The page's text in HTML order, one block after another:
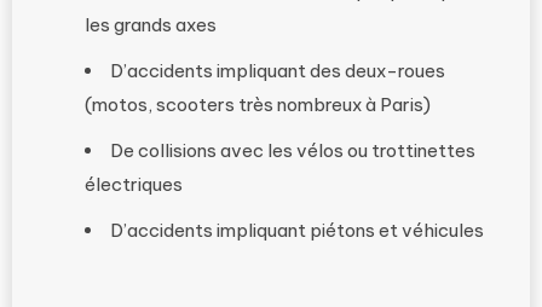
les grands axes
D’accidents impliquant des deux-roues
(motos, scooters très nombreux à Paris)
De collisions avec les vélos ou trottinettes
électriques
D’accidents impliquant piétons et véhicules